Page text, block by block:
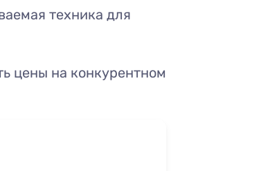
техника для
цены на конкурентном